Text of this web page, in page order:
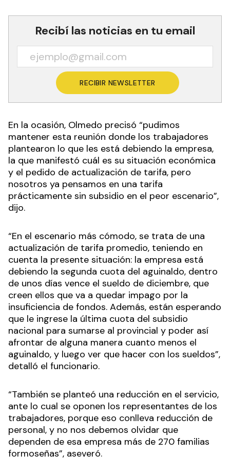
Recibí las noticias en tu email
RECIBIR NEWSLETTER
En la ocasión, Olmedo precisó “pudimos
mantener esta reunión donde los trabajadores
plantearon lo que les está debiendo la empresa,
la que manifestó cuál es su situación económica
y el pedido de actualización de tarifa, pero
nosotros ya pensamos en una tarifa
prácticamente sin subsidio en el peor escenario”,
dijo.
“En el escenario más cómodo, se trata de una
actualización de tarifa promedio, teniendo en
cuenta la presente situación: la empresa está
debiendo la segunda cuota del aguinaldo, dentro
de unos días vence el sueldo de diciembre, que
creen ellos que va a quedar impago por la
insuficiencia de fondos. Además, están esperando
que le ingrese la última cuota del subsidio
nacional para sumarse al provincial y poder así
afrontar de alguna manera cuanto menos el
aguinaldo, y luego ver que hacer con los sueldos”,
detalló el funcionario.
“También se planteó una reducción en el servicio,
ante lo cual se oponen los representantes de los
trabajadores, porque eso conlleva reducción de
personal, y no nos debemos olvidar que
dependen de esa empresa más de 270 familias
formoseñas”, aseveró.